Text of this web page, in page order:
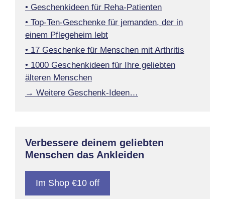
• Geschenkideen für Reha-Patienten
• Top-Ten-Geschenke für jemanden, der in
einem Pflegeheim lebt
• 17 Geschenke für Menschen mit Arthritis
• 1000 Geschenkideen für Ihre geliebten
älteren Menschen
→ Weitere Geschenk-Ideen…
Verbessere deinem geliebten
Menschen das Ankleiden
Im Shop €10 off